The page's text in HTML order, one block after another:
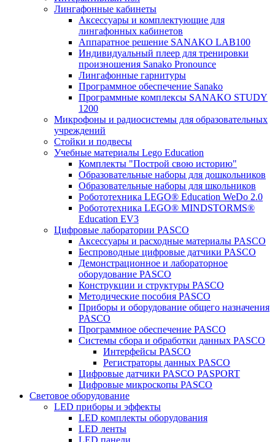
Лингафонные кабинеты
Аксессуары и комплектующие для
лингафонных кабинетов
Аппаратное решение SANAKO LAB100
Индивидуальный плеер для тренировки
произношения Sanako Pronounce
Лингафонные гарнитуры
Программное обеспечение Sanako
Программные комплексы SANAKO STUDY
1200
Микрофоны и радиосистемы для образовательных
учреждений
Стойки и подвесы
Учебные материалы Lego Education
Комплекты "Построй свою историю"
Образовательные наборы для дошкольников
Образовательные наборы для школьников
Робототехника LEGO® Education WeDo 2.0
Робототехника LEGO® MINDSTORMS®
Education EV3
Цифровые лаборатории PASCO
Аксессуары и расходные материалы PASCO
Беспроводные цифровые датчики PASCO
Демонстрационное и лабораторное
оборудование PASCO
Конструкции и структуры PASCO
Методические пособия PASCO
Приборы и оборудование общего назначения
PASCO
Программное обеспечение PASCO
Системы сбора и обработки данных PASCO
Интерфейсы PASCO
Регистраторы данных PASCO
Цифровые датчики PASCO PASPORT
Цифровые микроскопы PASCO
Световое оборудование
LED приборы и эффекты
LED комплекты оборудования
LED ленты
LED панели